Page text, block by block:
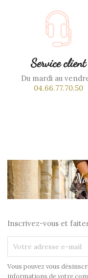
Service client
Du mardi au
04.66.77.70.50
Inscrivez-vous et
Vous pouvez vous